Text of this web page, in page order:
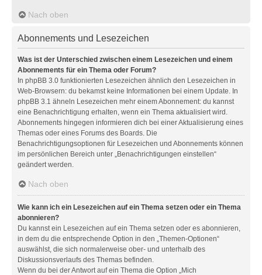
Nach oben
Abonnements und Lesezeichen
Was ist der Unterschied zwischen einem Lesezeichen und einem
Abonnements für ein Thema oder Forum?
In phpBB 3.0 funktionierten Lesezeichen ähnlich den Lesezeichen in
Web-Browsern: du bekamst keine Informationen bei einem Update. In
phpBB 3.1 ähneln Lesezeichen mehr einem Abonnement: du kannst
eine Benachrichtigung erhalten, wenn ein Thema aktualisiert wird.
Abonnements hingegen informieren dich bei einer Aktualisierung eines
Themas oder eines Forums des Boards. Die
Benachrichtigungsoptionen für Lesezeichen und Abonnements können
im persönlichen Bereich unter „Benachrichtigungen einstellen“
geändert werden.
Nach oben
Wie kann ich ein Lesezeichen auf ein Thema setzen oder ein Thema
abonnieren?
Du kannst ein Lesezeichen auf ein Thema setzen oder es abonnieren,
in dem du die entsprechende Option in den „Themen-Optionen“
auswählst, die sich normalerweise ober- und unterhalb des
Diskussionsverlaufs des Themas befinden.
Wenn du bei der Antwort auf ein Thema die Option „Mich